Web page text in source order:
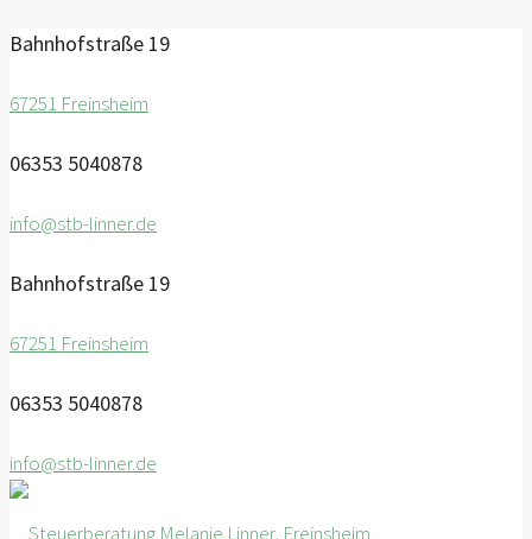
Bahnhofstraße 19
67251 Freinsheim
06353 5040878
info@stb-linner.de
Bahnhofstraße 19
67251 Freinsheim
06353 5040878
info@stb-linner.de